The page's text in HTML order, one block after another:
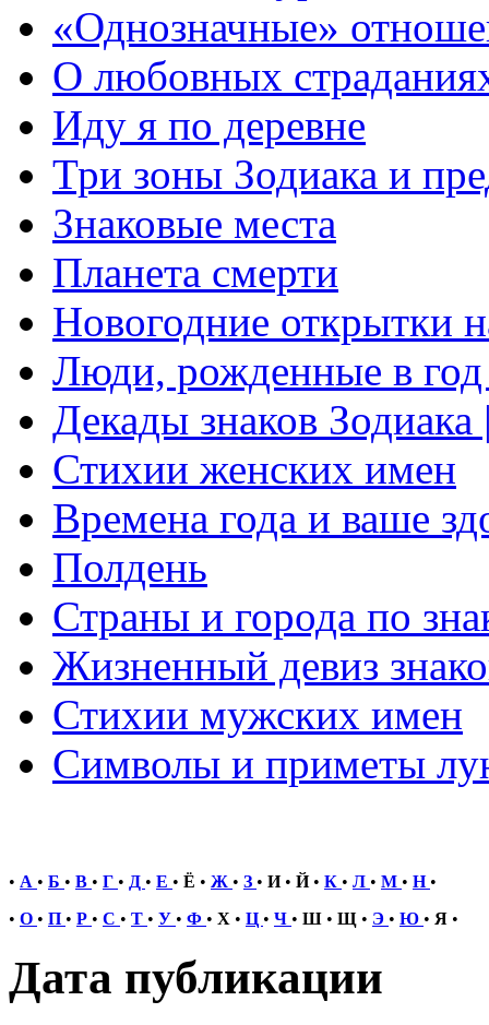
«Однозначные»
О любовных
Иду я по деревне
Три зоны Зодиака и
Знаковые места
Планета смерти
Новогодние открытки
Люди, рожденные в
Декады знаков
Стихии женских имен
Времена года и ваше
Полдень
Страны и города по
Жизненный девиз
Стихии мужских имен
Символы и приметы
• А • Б • В • Г • Д • Е • Ё • Ж • З • И • Й • К • Л • М • Н •
• О • П • Р • С • Т • У • Ф • Х • Ц • Ч • Ш • Щ • Э • Ю • Я •
Дата публикации